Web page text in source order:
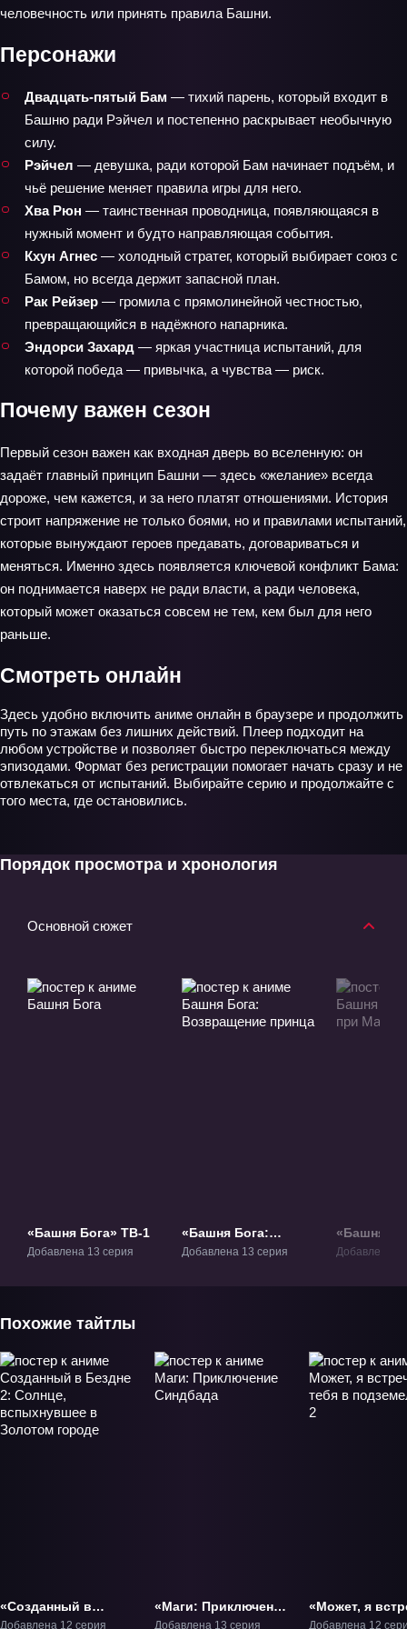
человечность или принять правила Башни.
Персонажи
Двадцать‑пятый Бам — тихий парень, который входит в
Башню ради Рэйчел и постепенно раскрывает необычную
силу.
Рэйчел — девушка, ради которой Бам начинает подъём, и
чьё решение меняет правила игры для него.
Хва Рюн — таинственная проводница, появляющаяся в
нужный момент и будто направляющая события.
Кхун Агнес — холодный стратег, который выбирает союз с
Бамом, но всегда держит запасной план.
Рак Рейзер — громила с прямолинейной честностью,
превращающийся в надёжного напарника.
Эндорси Захард — яркая участница испытаний, для
которой победа — привычка, а чувства — риск.
Почему важен сезон
Первый сезон важен как входная дверь во вселенную: он
задаёт главный принцип Башни — здесь «желание» всегда
дороже, чем кажется, и за него платят отношениями. История
строит напряжение не только боями, но и правилами испытаний,
которые вынуждают героев предавать, договариваться и
меняться. Именно здесь появляется ключевой конфликт Бама:
он поднимается наверх не ради власти, а ради человека,
который может оказаться совсем не тем, кем был для него
раньше.
Смотреть онлайн
Здесь удобно включить аниме онлайн в браузере и продолжить
путь по этажам без лишних действий. Плеер подходит на
любом устройстве и позволяет быстро переключаться между
эпизодами. Формат без регистрации помогает начать сразу и не
отвлекаться от испытаний. Выбирайте серию и продолжайте с
того места, где остановились.
Порядок просмотра и хронология
Основной сюжет
«Башня Бога» ТВ-1
Добавлена 13 серия
«Башня Бога:
Возвращение
Добавлена 13 серия
«Башня
при
Добавлена
Похожие тайтлы
«Созданный в
Бездне 2: Солнце,
Добавлена 12 серия
«Маги: Приключение
Синдбада» ТВ-1
Добавлена 13 серия
«Может, я
тебя в
Добавлена 12